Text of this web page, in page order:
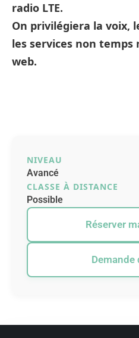
radio LTE.
On privilégiera la voix,
les services non
web.
NIVEAU
Avancé
CLASSE À DISTANCE
Possible
Réserver
Demande